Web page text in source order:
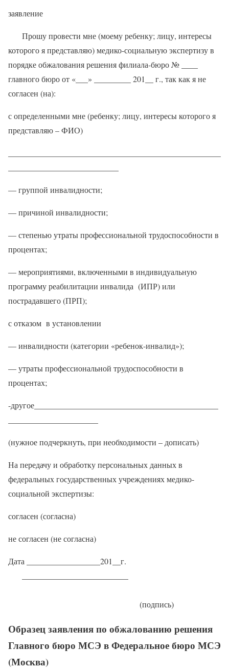
заявление
Прошу провести мне (моему ребенку; лицу, интересы
которого я представляю) медико-социальную экспертизу в
порядке обжалования решения филиала-бюро № ____
главного бюро от «___» _________ 201__ г., так как я не
согласен (на):
с определенными мне (ребенку; лицу, интересы которого я
представляю – ФИО)
— группой инвалидности;
— причиной инвалидности;
— степенью утраты профессиональной трудоспособности в
процентах;
— мероприятиями, включенными в индивидуальную
программу реабилитации инвалида (ИПР) или
пострадавшего (ПРП);
с отказом в установлении
— инвалидности (категории «ребенок-инвалид»);
— утраты профессиональной трудоспособности в
процентах;
-другое_____________________________________________
(нужное подчеркнуть, при необходимости – дописать)
На передачу и обработку персональных данных в
федеральных государственных учреждениях медико-
социальной экспертизы:
согласен (согласна)
не согласен (не согласна)
Дата __________________201__г.
(подпись)
Образец заявления по обжалованию решения
Главного бюро МСЭ в Федеральное бюро МСЭ
(Москва)